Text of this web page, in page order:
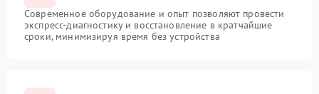
Современное оборудование и опыт позволяют провести
экспресс-диагностику и восстановление в кратчайшие
сроки, минимизируя время без устройства